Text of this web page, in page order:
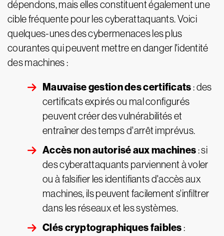
dépendons, mais elles constituent également une
cible fréquente pour les cyberattaquants. Voici
quelques-unes des cybermenaces les plus
courantes qui peuvent mettre en danger l'identité
des machines :
Mauvaise gestion des certificats : des
certificats expirés ou mal configurés
peuvent créer des vulnérabilités et
entraîner des temps d'arrêt imprévus.
Accès non autorisé aux machines : si
des cyberattaquants parviennent à voler
ou à falsifier les identifiants d'accès aux
machines, ils peuvent facilement s'infiltrer
dans les réseaux et les systèmes.
Clés cryptographiques faibles :